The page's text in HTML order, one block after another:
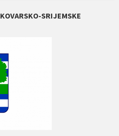
SRIJEMSKE